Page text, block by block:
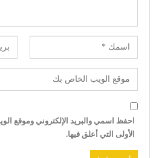
احفظ اسمي والبريد الإلكتروني وموقع
الأولى التي أعلق فيها.